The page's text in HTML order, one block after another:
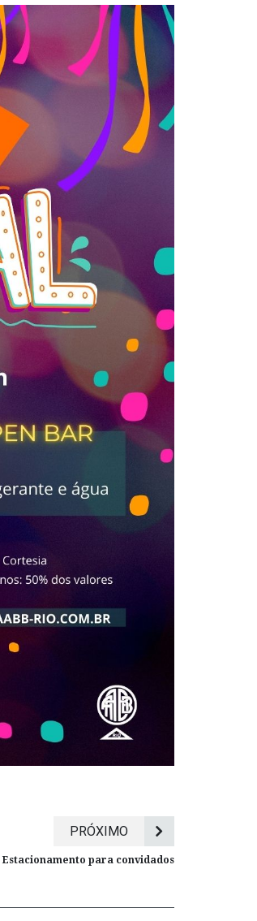
PRÓXIMO
Estacionamento para convidados